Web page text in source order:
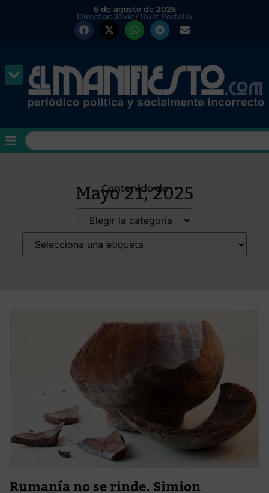
6 de agosto de 2026
Director: Javier Ruiz Portella
Contenido de
Mayo 21, 2025
Rumanía no se rinde. Simion